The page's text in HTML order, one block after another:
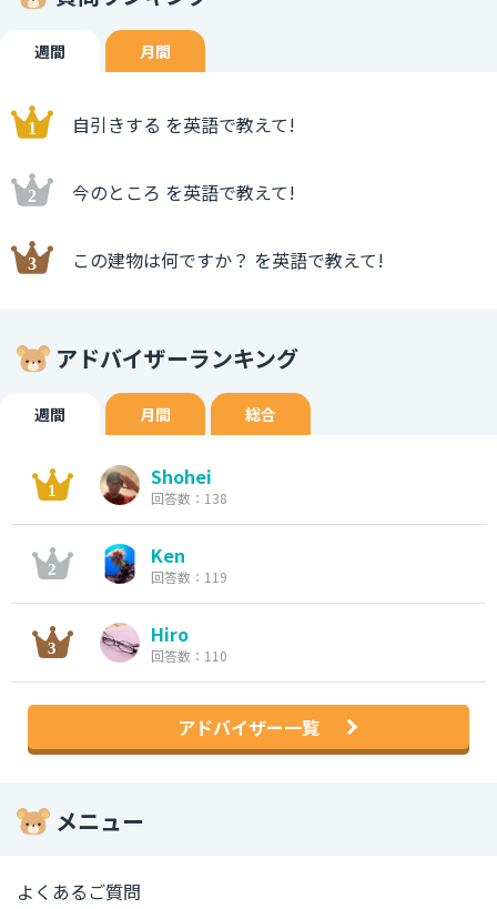
週間 月間
自引きする を英語で教えて!
今のところ を英語で教えて!
この建物は何ですか？ を英語で教えて!
アドバイザーランキング
週間 月間 総合
Shohei
回答数：138
Ken
回答数：119
Hiro
回答数：110
アドバイザー一覧
メニュー
よくあるご質問